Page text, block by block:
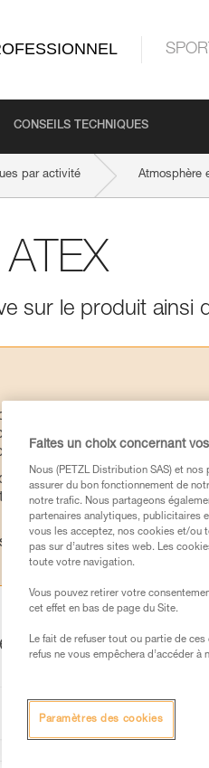
CONSEILS TECHNIQUES
par activité Atmosphère
sur le produit ainsi
techniques des produits
les informations de la
une formation et un
à refaire la manipulation,
de techniques liées à votre
ATEX :
Faites un choix concernant
Nous (PETZL Distribution SAS) et
assurer du bon fonctionnement de
notre trafic. Nous partageons
partenaires analytiques, publicitaires
vous les acceptez, nos cookies et/ou
pas sur d’autres sites web. Les
toute votre navigation.
Vous pouvez retirer votre
cet effet en bas de page du Site.
Le fait de refuser tout ou partie de
refus ne vous empêchera d’accéder à
Paramètres des cookies